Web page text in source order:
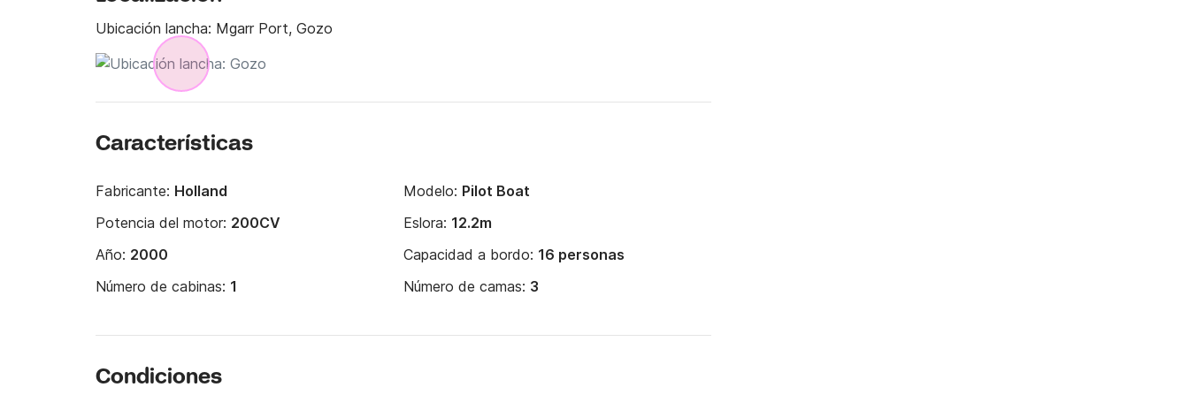
Ubicación lancha: Mgarr Port, Gozo
Características
Fabricante: Holland Modelo: Pilot Boat
Potencia del motor: 200CV Eslora: 12.2m
Año: 2000 Capacidad a bordo: 16 personas
Número de cabinas: 1 Número de camas: 3
Condiciones